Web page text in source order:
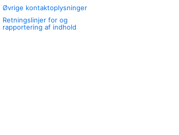
Øvrige kontaktoplysninger
Retningslinjer for og
rapportering af indhold